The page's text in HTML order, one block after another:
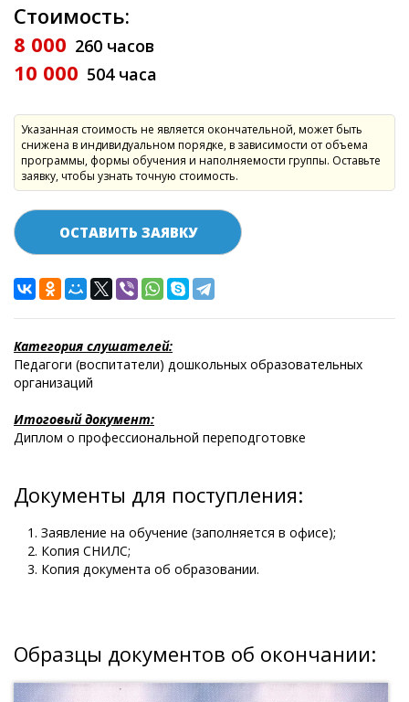
Стоимость:
8 000 260 часов
10 000 504 часа
Указанная стоимость не является окончательной, может быть
снижена в индивидуальном порядке, в зависимости от объема
программы, формы обучения и наполняемости группы. Оставьте
заявку, чтобы узнать точную стоимость.
ОСТАВИТЬ ЗАЯВКУ
Категория слушателей:
Педагоги (воспитатели) дошкольных образовательных
организаций
Итоговый документ:
Диплом о профессиональной переподготовке
Документы для поступления:
Заявление на обучение (заполняется в офисе);
Копия СНИЛС;
Копия документа об образовании.
Образцы документов об окончании: